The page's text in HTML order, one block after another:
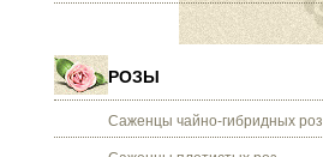
РОЗЫ
Саженцы чайно-гибридных роз